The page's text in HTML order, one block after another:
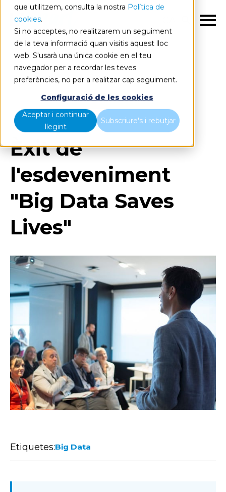
que utilitzem, consulta la nostra Política de
cookies.
Si no acceptes, no realitzarem un seguiment
de la teva informació quan visitis aquest lloc
web. S'usarà una única cookie en el teu
navegador per a recordar les teves
preferències, no per a realitzar cap seguiment.
Configuració de les cookies
Aceptar i continuar
llegint
Subscriure's i rebutjar
Blog Home
Èxit de
l'esdeveniment
"Big Data Saves
Lives"
Etiquetes:Big Data